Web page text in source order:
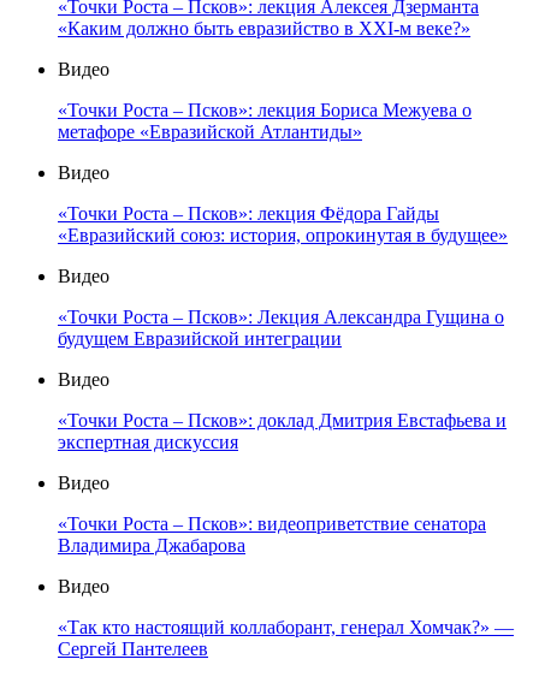
«Точки Роста – Псков»: лекция Алексея Дзерманта
«Каким должно быть евразийство в XXI-м веке?»
Видео
«Точки Роста – Псков»: лекция Бориса Межуева о
метафоре «Евразийской Атлантиды»
Видео
«Точки Роста – Псков»: лекция Фёдора Гайды
«Евразийский союз: история, опрокинутая в будущее»
Видео
«Точки Роста – Псков»: Лекция Александра Гущина о
будущем Евразийской интеграции
Видео
«Точки Роста – Псков»: доклад Дмитрия Евстафьева и
экспертная дискуссия
Видео
«Точки Роста – Псков»: видеоприветствие сенатора
Владимира Джабарова
Видео
«Так кто настоящий коллаборант, генерал Хомчак?» —
Сергей Пантелеев